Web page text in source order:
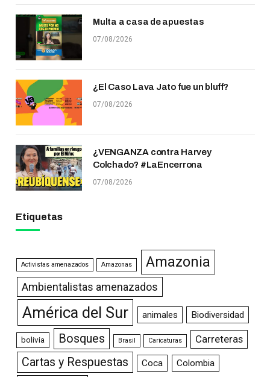
Multa a casa de apuestas
07/08/2026
¿El Caso Lava Jato fue un bluff?
07/08/2026
¿VENGANZA contra Harvey
Colchado? #LaEncerrona
07/08/2026
Etiquetas
Activistas amenazados Amazonas Amazonia
Ambientalistas amenazados
América del Sur animales Biodiversidad
bolivia Bosques Brasil Caricaturas Carreteras
Cartas y Respuestas Coca Colombia